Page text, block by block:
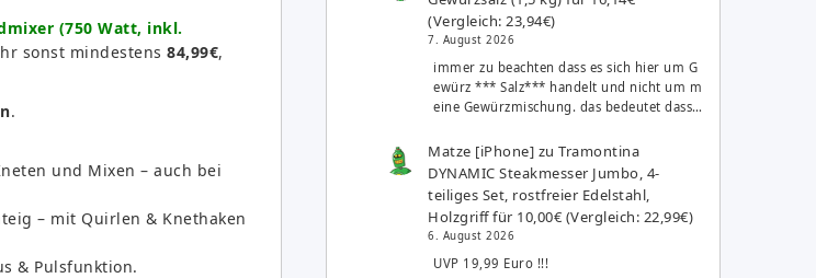
(750 Watt, inkl.
sonst mindestens 84,99€,
.
und Mixen – auch bei
– mit Quirlen & Knethaken
& Pulsfunktion.
(Vergleich: 23,94€)
7. August 2026
immer zu beachten dass es sich hier um G
ewürz *** Salz*** handelt und nicht um m
eine Gewürzmischung. das bedeutet dass…
Matze [iPhone] zuTramontina
DYNAMIC Steakmesser Jumbo, 4-
teiliges Set, rostfreier Edelstahl,
Holzgriff für 10,00€ (Vergleich: 22,99€)
6. August 2026
UVP 19,99 Euro !!!